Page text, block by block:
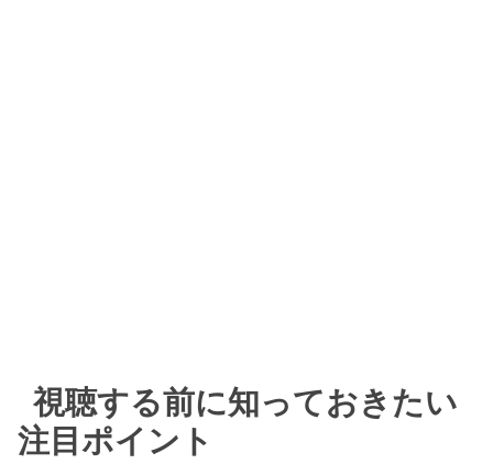
視聴する前に知っておきたい
注目ポイント